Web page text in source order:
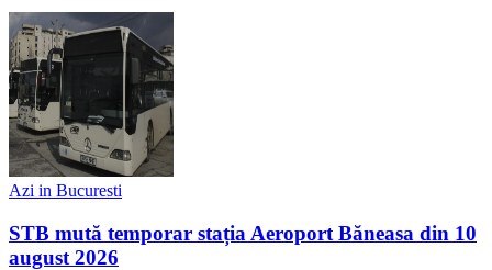
Azi in Bucuresti
STB mută temporar stația Aeroport Băneasa din 10
august 2026